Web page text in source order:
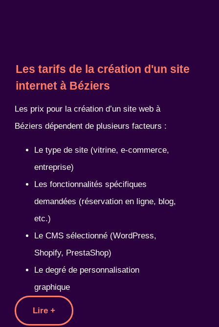
Les tarifs de la création d'un site
internet à Béziers
Les prix pour la création d’un site web à
Béziers dépendent de plusieurs facteurs :
Le type de site (vitrine, e-commerce,
entreprise)
Les fonctionnalités spécifiques
demandées (réservation en ligne, blog,
etc.)
Le CMS sélectionné (WordPress,
Shopify, PrestaShop)
Le degré de personnalisation
graphique
Lire +